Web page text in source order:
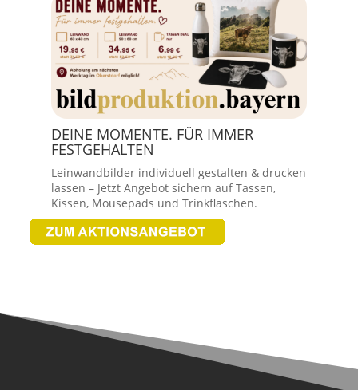
DEINE MOMENTE. FÜR IMMER
FESTGEHALTEN
Leinwandbilder individuell gestalten & drucken
lassen – Jetzt Angebot sichern auf Tassen,
Kissen, Mousepads und Trinkflaschen.